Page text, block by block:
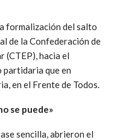
formalización del salto
de la Confederación de
(CTEP), hacia el
que en
en el Frente de Todos.
se puede»
sencilla, abrieron el